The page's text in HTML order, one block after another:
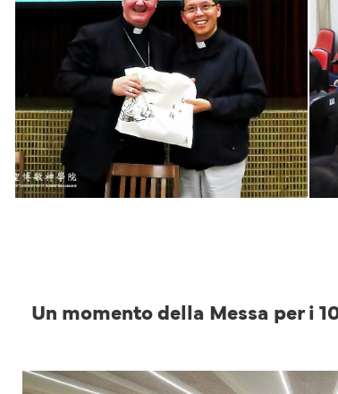
Un momento della Messa per i